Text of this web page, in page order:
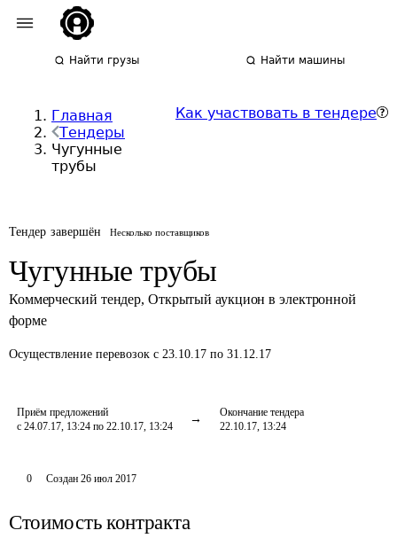
Найти грузы Найти машины
Главная
Тендеры
Чугунные
трубы
Как участвовать в тендере
Тендер завершён Несколько поставщиков
Чугунные трубы
Коммерческий тендер, Открытый аукцион в электронной
форме
Осуществление перевозок с 23.10.17 по 31.12.17
Приём предложений
с 24.07.17, 13:24 по 22.10.17, 13:24
Окончание тендера
22.10.17, 13:24
0 Создан 26 июл 2017
Стоимость контракта